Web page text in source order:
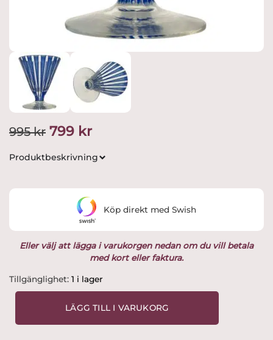
995kr Det
ursprungliga
995 kr.
799 krDet
nuvarande
är:
799 kr.
Produktbeskrivning
Eller välj att lägga i varukorgen nedan om du vill betala
med kort eller faktura.
Tillgänglighet: 1 i lager
Johansfors
blå
LÄGG TILL I VARUKORG
Köp direkt med Swish